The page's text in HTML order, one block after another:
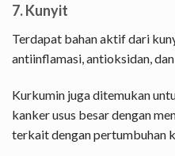
7. Kunyit
Terdapat bahan aktif dari
antiinflamasi, antioksidan,
Kurkumin juga ditemukan
kanker usus besar dengan
terkait dengan pertumbuhan